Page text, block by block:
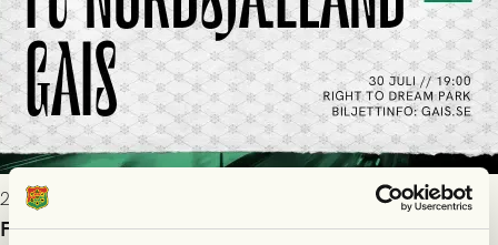
2026-07-28 17:36
FC Nordsjælland borta: Biljettuthämtning